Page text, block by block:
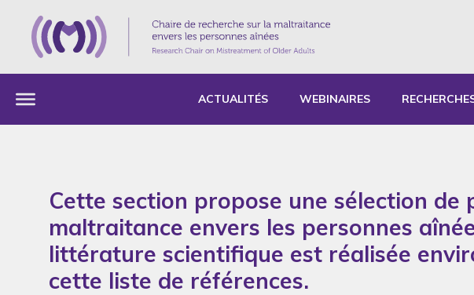
ACTUALITÉS WEBINAIRES
Cette section propose une sélection
maltraitance envers les personnes
littérature scientifique est réalisée
cette liste de références.